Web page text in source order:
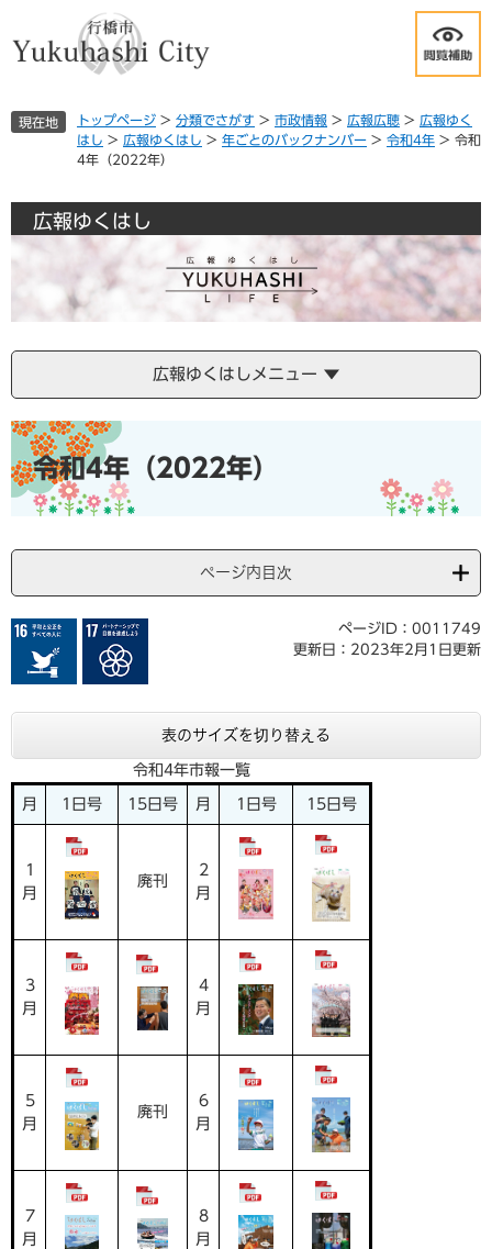
文
現在地 トップページ > 分類でさがす > 市政情報 > 広報広聴 > 広報ゆく
はし > 広報ゆくはし > 年ごとのバックナンバー > 令和4年 > 令和
4年（2022年）
広報ゆくはし
広報ゆくはしメニュー
本
令和4年（2022年）
ページ内目次
ページID：0011749
更新日：2023年2月1日更新
表のサイズを切り替える
令和4年市報一覧
月 1日号 15日号 月 1日号 15日号
1
月
廃刊
2
月
3
月
4
月
5
月
廃刊
6
月
7
月
8
月